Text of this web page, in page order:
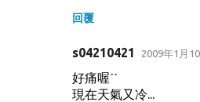
回覆
s04210421 2009年1月
好痛喔ˊˋ
現在天氣又冷...